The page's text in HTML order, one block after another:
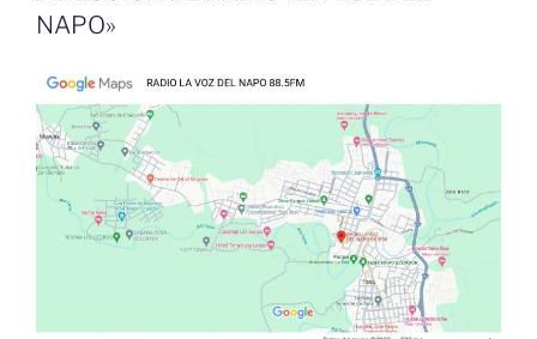
NAPO»